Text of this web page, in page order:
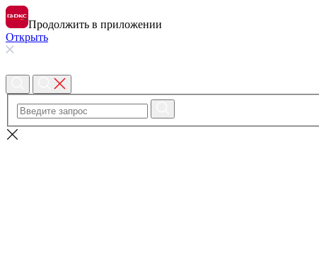
Продолжить в приложении
Открыть